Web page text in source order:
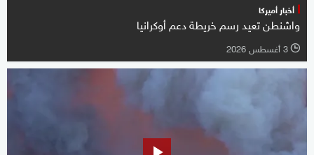
أخبار أميركا
واشنطن تعيد رسم خريطة دعم أوكرانيا
l 3 أغسطس 2026